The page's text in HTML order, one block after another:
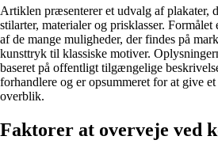
Artiklen præsenterer et udvalg af plakater,
stilarter, materialer og prisklasser.
af de mange muligheder, der findes på
kunsttryk til klassiske motiver.
baseret på offentligt tilgængelige
forhandlere og er opsummeret for at give
overblik.
Faktorer at overveje ved